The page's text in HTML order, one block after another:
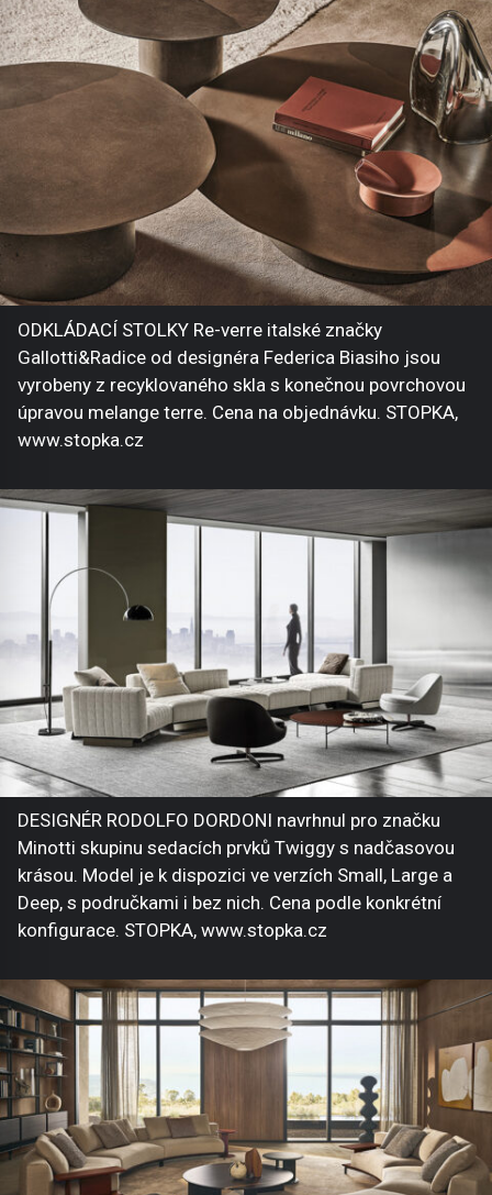
ODKLÁDACÍ STOLKY Re-verre italské značky
Gallotti&Radice od designéra Federica Biasiho jsou
vyrobeny z recyklovaného skla s konečnou povrchovou
úpravou melange terre. Cena na objednávku. STOPKA,
www.stopka.cz
DESIGNÉR RODOLFO DORDONI navrhnul pro značku
Minotti skupinu sedacích prvků Twiggy s nadčasovou
krásou. Model je k dispozici ve verzích Small, Large a
Deep, s područkami i bez nich. Cena podle konkrétní
konfigurace. STOPKA, www.stopka.cz